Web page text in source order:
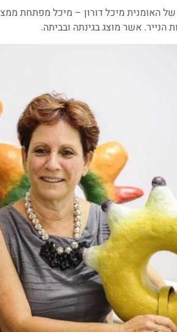
של האומנית מיכל דורון – מיכל מפתחת
הנייר. אשר מוצג בגינתה ובביתה.